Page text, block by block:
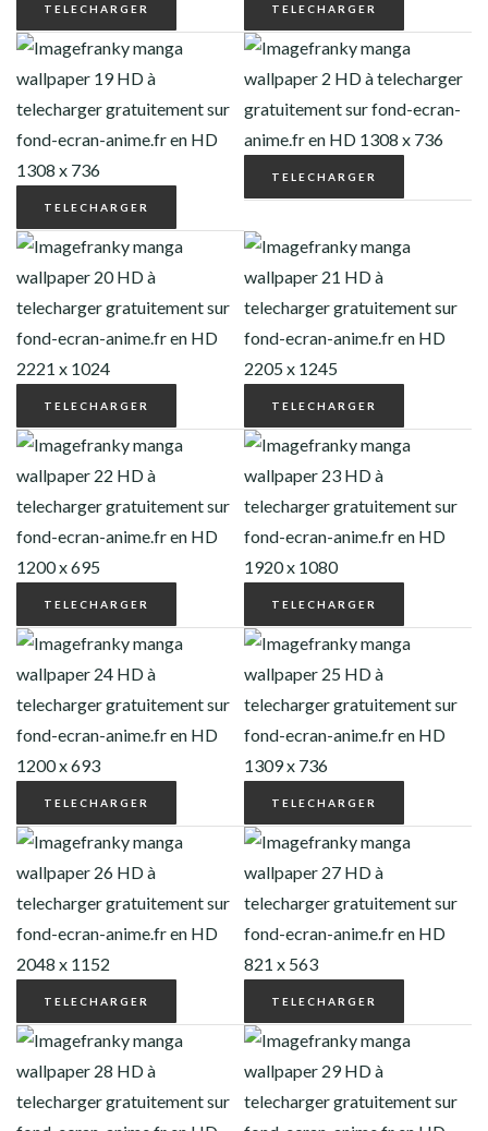
TELECHARGER TELECHARGER
TELECHARGER
TELECHARGER
TELECHARGER TELECHARGER
TELECHARGER TELECHARGER
TELECHARGER TELECHARGER
TELECHARGER TELECHARGER